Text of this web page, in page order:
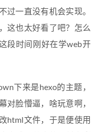
过一直没有机会实现。
这也太好看了吧？怎么
段时间刚好在学web开
下来是hexo的主题，
对脸懵逼，啥玩意啊，
html文件，于是便使用